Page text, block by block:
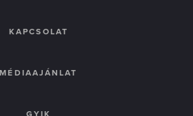
KAPCSOLAT
MÉDIAAJÁNLAT
GYIK